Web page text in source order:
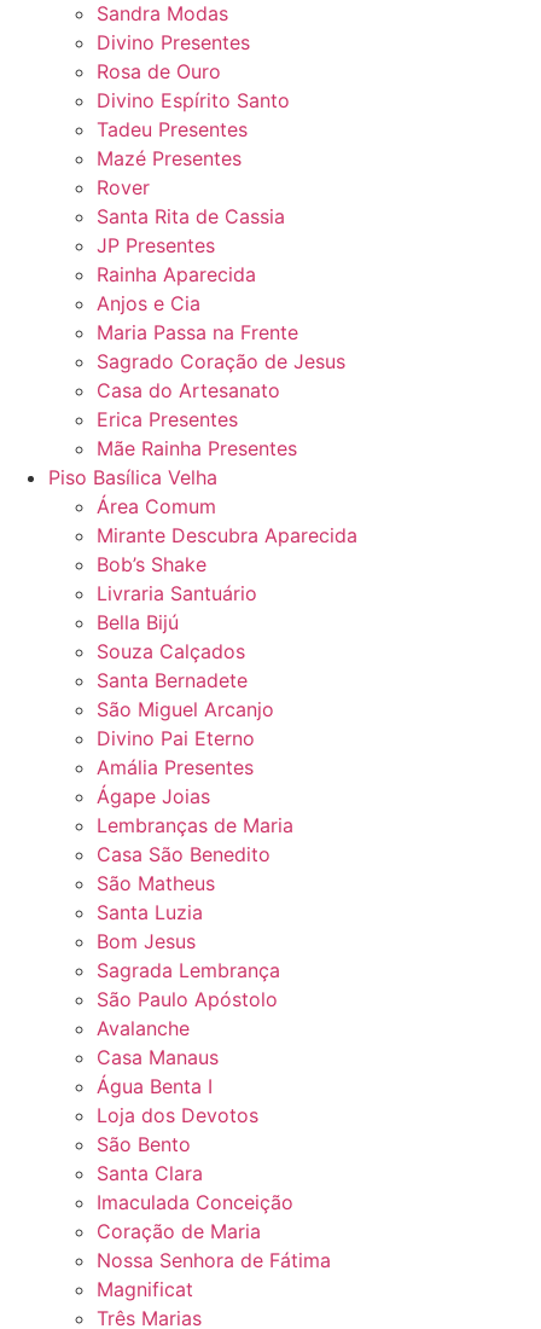
Sandra Modas
Divino Presentes
Rosa de Ouro
Divino Espírito Santo
Tadeu Presentes
Mazé Presentes
Rover
Santa Rita de Cassia
JP Presentes
Rainha Aparecida
Anjos e Cia
Maria Passa na Frente
Sagrado Coração de Jesus
Casa do Artesanato
Erica Presentes
Mãe Rainha Presentes
Piso Basílica Velha
Área Comum
Mirante Descubra Aparecida
Bob’s Shake
Livraria Santuário
Bella Bijú
Souza Calçados
Santa Bernadete
São Miguel Arcanjo
Divino Pai Eterno
Amália Presentes
Ágape Joias
Lembranças de Maria
Casa São Benedito
São Matheus
Santa Luzia
Bom Jesus
Sagrada Lembrança
São Paulo Apóstolo
Avalanche
Casa Manaus
Água Benta I
Loja dos Devotos
São Bento
Santa Clara
Imaculada Conceição
Coração de Maria
Nossa Senhora de Fátima
Magnificat
Três Marias